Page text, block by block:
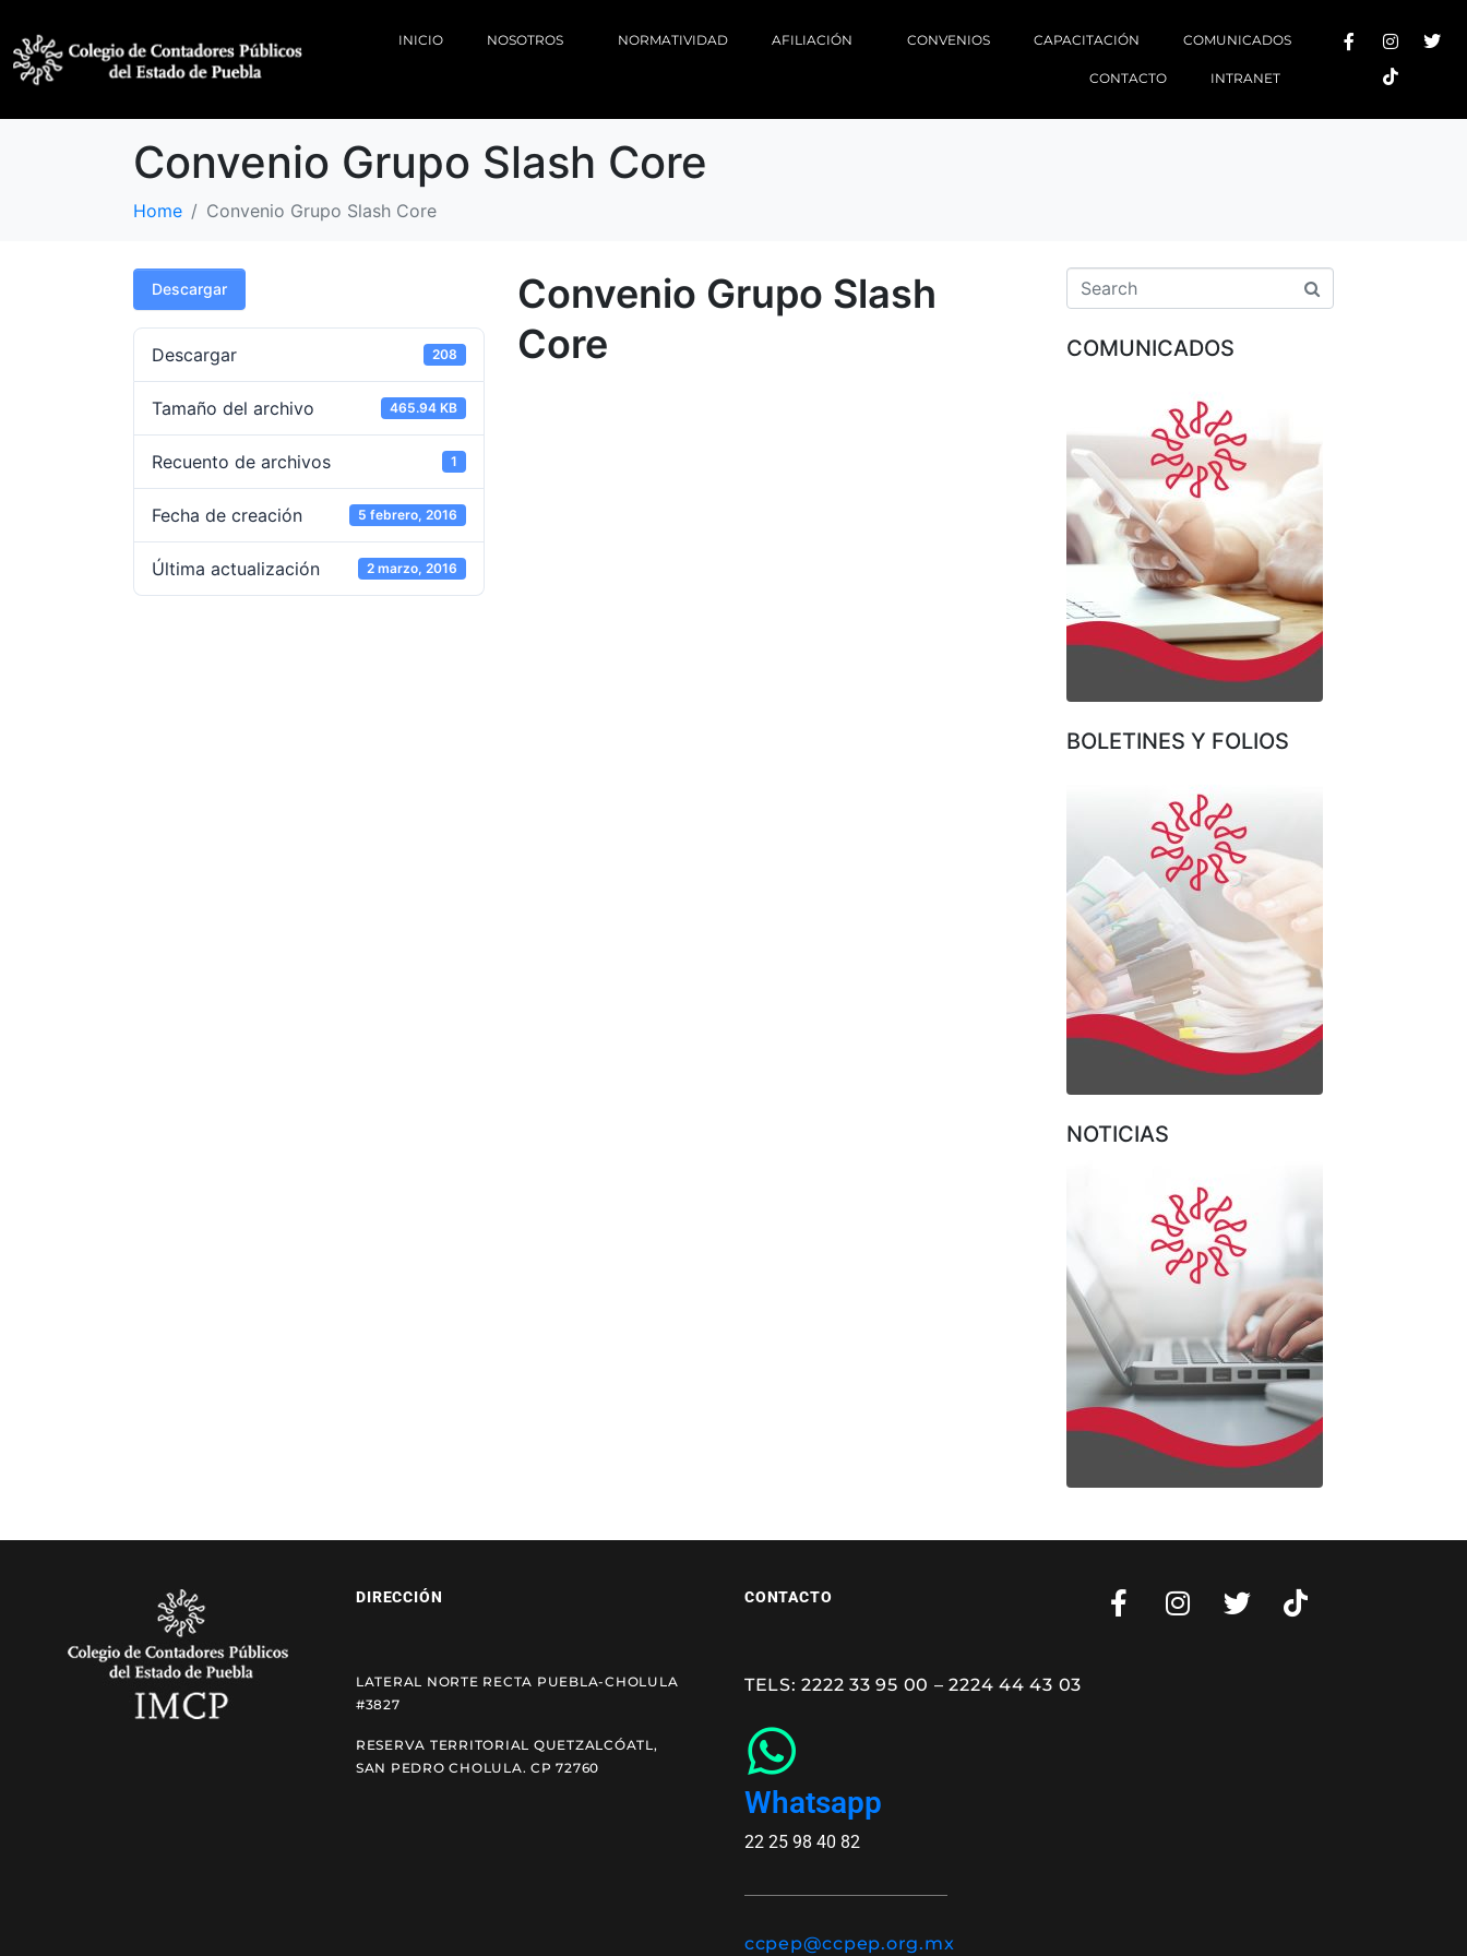
INICIO NOSOTROS NORMATIVIDAD AFILIACIÓN CONVENIOS CAPACITACIÓN COMUNICADOS
CONTACTO INTRANET
Convenio Grupo Slash Core
Home Convenio Grupo Slash Core
Descargar
Descargar 208
Tamaño del archivo 465.94 KB
Recuento de archivos 1
Fecha de creación 5 febrero, 2016
Última actualización 2 marzo, 2016
Convenio Grupo Slash
Core
COMUNICADOS
BOLETINES Y FOLIOS
NOTICIAS
DIRECCIÓN
LATERAL NORTE RECTA PUEBLA-CHOLULA
#3827
RESERVA TERRITORIAL QUETZALCÓATL,
SAN PEDRO CHOLULA. CP 72760
CONTACTO
TELS: 2222 33 95 00 – 2224 44 43 03
Whatsapp
22 25 98 40 82
ccpep@ccpep.org.mx